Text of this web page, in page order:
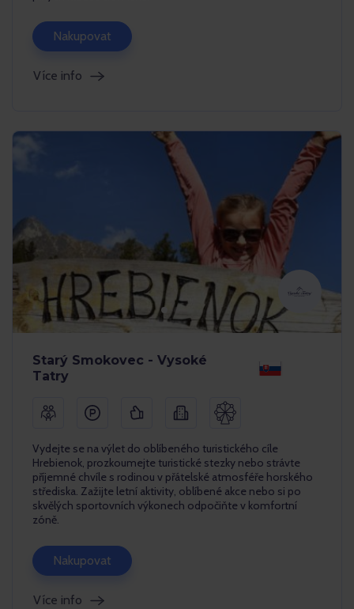
Nakupovat
Více info
Starý Smokovec - Vysoké
Tatry
Vydejte se na výlet do oblíbeného turistického cíle
Hrebienok, prozkoumejte turistické stezky nebo strávte
příjemné chvíle s rodinou v přátelské atmosféře horského
střediska. Zažijte letní aktivity, oblíbené akce nebo si po
skvělých sportovních výkonech odpočiňte v komfortní
zóně.
Nakupovat
Více info